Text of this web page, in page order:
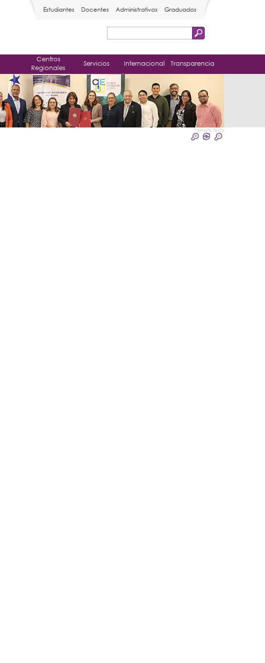
de
búsqueda
Estudiantes Docentes Administrativos Graduados
Centros
Regionales
Servicios Internacional Transparencia
Tamaño Texto